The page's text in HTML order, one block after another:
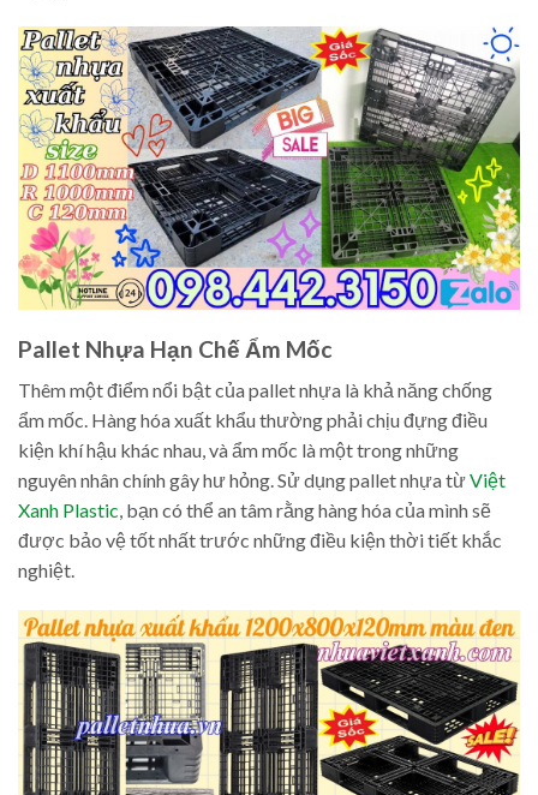
Pallet Nhựa Hạn Chế Ẩm Mốc
Thêm một điểm nổi bật của pallet nhựa là khả năng chống
ẩm mốc. Hàng hóa xuất khẩu thường phải chịu đựng điều
kiện khí hậu khác nhau, và ẩm mốc là một trong những
nguyên nhân chính gây hư hỏng. Sử dụng pallet nhựa từViệt
Xanh Plastic, bạn có thể an tâm rằng hàng hóa của mình sẽ
được bảo vệ tốt nhất trước những điều kiện thời tiết khắc
nghiệt.